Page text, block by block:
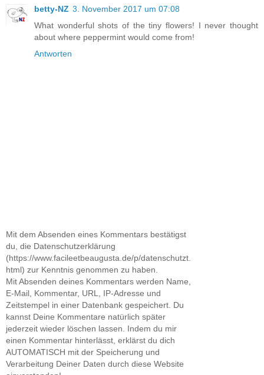
betty-NZ 3. November 2017 um 07:08
What wonderful shots of the tiny flowers! I never thought
about where peppermint would come from!
Antworten
Mit dem Absenden eines Kommentars bestätigst
du, die Datenschutzerklärung
(https://www.facileetbeaugusta.de/p/datenschutzt.
html) zur Kenntnis genommen zu haben.
Mit Absenden deines Kommentars werden Name,
E-Mail, Kommentar, URL, IP-Adresse und
Zeitstempel in einer Datenbank gespeichert. Du
kannst Deine Kommentare natürlich später
jederzeit wieder löschen lassen. Indem du mir
einen Kommentar hinterlässt, erklärst du dich
AUTOMATISCH mit der Speicherung und
Verarbeitung Deiner Daten durch diese Website